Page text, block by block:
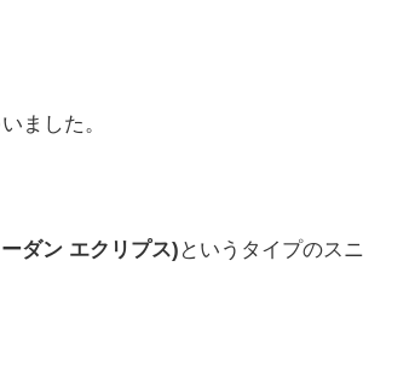
ました。
ダン エクリプス) というタイプのスニ